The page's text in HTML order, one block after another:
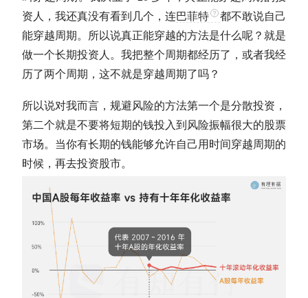
资人，我还真没有看到几个，连巴菲特
都不敢说自己
能穿越周期。所以说真正能穿越的方法是什么呢？就是
做一个长期投资 人。我把整个周期都经历了，或者我经
历了两个周期，这不就是穿越周期了吗？
所以说对我而言，规避风险的方法第一个是分散投资，
第二个就是不要将短期的钱投入到风险振幅很大的股票
市场。当你有长期的钱能够允许自己用时间穿越周期的
时候，再去投资股市。